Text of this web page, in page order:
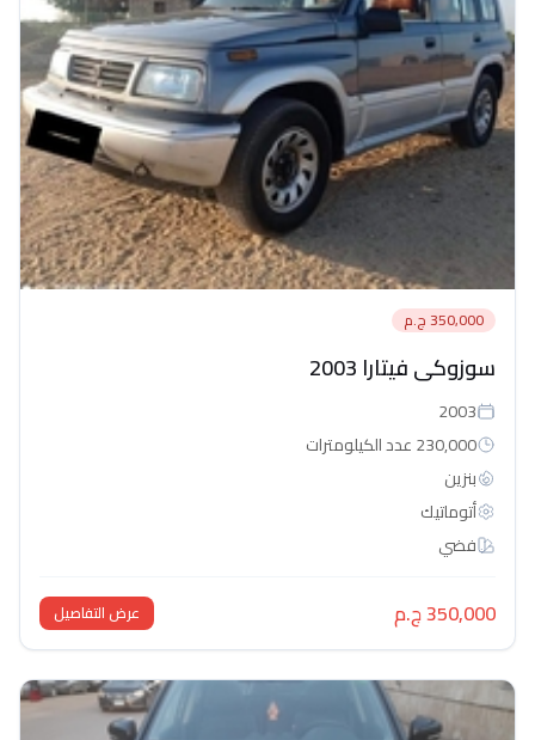
350,000 ج.م
سوزوكى فيتارا 2003
2003
230,000 عدد الكيلومترات
بنزين
أتوماتيك‎
فضي
350,000 ج.م عرض التفاصيل